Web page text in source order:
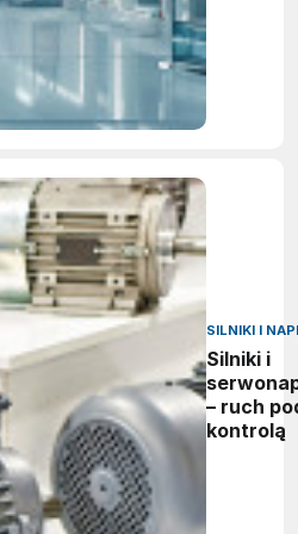
SILNIKI I
Silniki i
– ruch
kontrolą